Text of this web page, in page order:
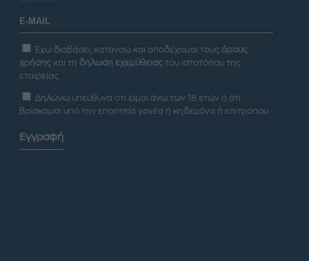
Έχω διαβάσει, κατανοώ και αποδέχομαι τους όρους
χρήσης και τη δήλωση εχεμύθειας του ιστοτόπου της
εταιρείας
Δηλώνω υπεύθυνα ότι είμαι άνω των 18 ετών ή ότι
βρίσκομαι υπό την εποπτεία γονέα ή κηδεμόνα ή επιτρόπου
Εγγραφή